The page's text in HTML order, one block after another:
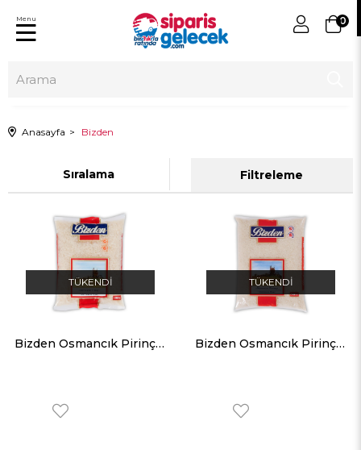
0
Menu
Anasayfa Bizden
Filtreleme
Sıralama
TÜKENDI
Bizden Osmancık Pirinç 1KG
TÜKENDI
Bizden Osmancık Pirinç 2kg